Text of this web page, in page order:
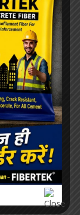
की सौगात, कृमि